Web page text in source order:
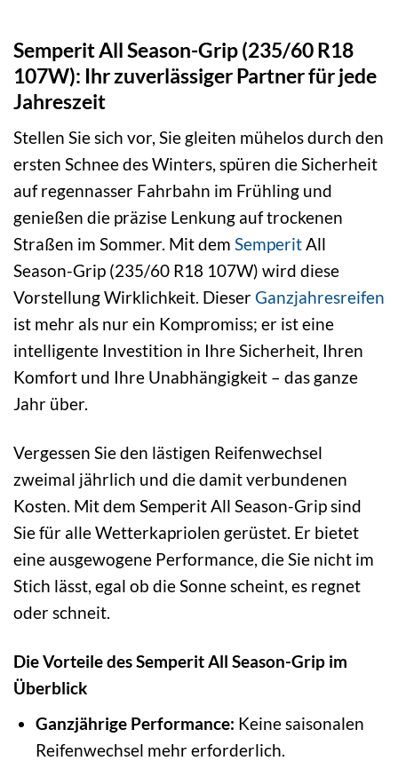
Semperit All Season-Grip (235/60 R18
107W): Ihr zuverlässiger Partner für jede
Jahreszeit
Stellen Sie sich vor, Sie gleiten mühelos durch den
ersten Schnee des Winters, spüren die Sicherheit
auf regennasser Fahrbahn im Frühling und
genießen die präzise Lenkung auf trockenen
Straßen im Sommer. Mit dem SemperitAll
Season-Grip (235/60 R18 107W) wird diese
Vorstellung Wirklichkeit. DieserGanzjahresreifen
ist mehr als nur ein Kompromiss; er ist eine
intelligente Investition in Ihre Sicherheit, Ihren
Komfort und Ihre Unabhängigkeit – das ganze
Jahr über.
Vergessen Sie den lästigen Reifenwechsel
zweimal jährlich und die damit verbundenen
Kosten. Mit dem Semperit All Season-Grip sind
Sie für alle Wetterkapriolen gerüstet. Er bietet
eine ausgewogene Performance, die Sie nicht im
Stich lässt, egal ob die Sonne scheint, es regnet
oder schneit.
Die Vorteile des Semperit All Season-Grip im
Überblick
Ganzjährige Performance: Keine saisonalen
Reifenwechsel mehr erforderlich.